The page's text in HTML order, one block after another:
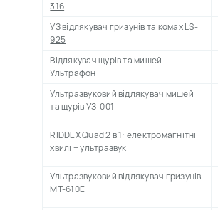
316
УЗ відлякувач гризунів та комах LS-
925
Відлякувач щурів та мишей
Ультрафон
Ультразвуковий відлякувач мишей
та щурів УЗ-001
RIDDEX Quad 2 в 1: електромагнітні
хвилі + ультразвук
Ультразвуковий відлякувач гризунів
MT-610E